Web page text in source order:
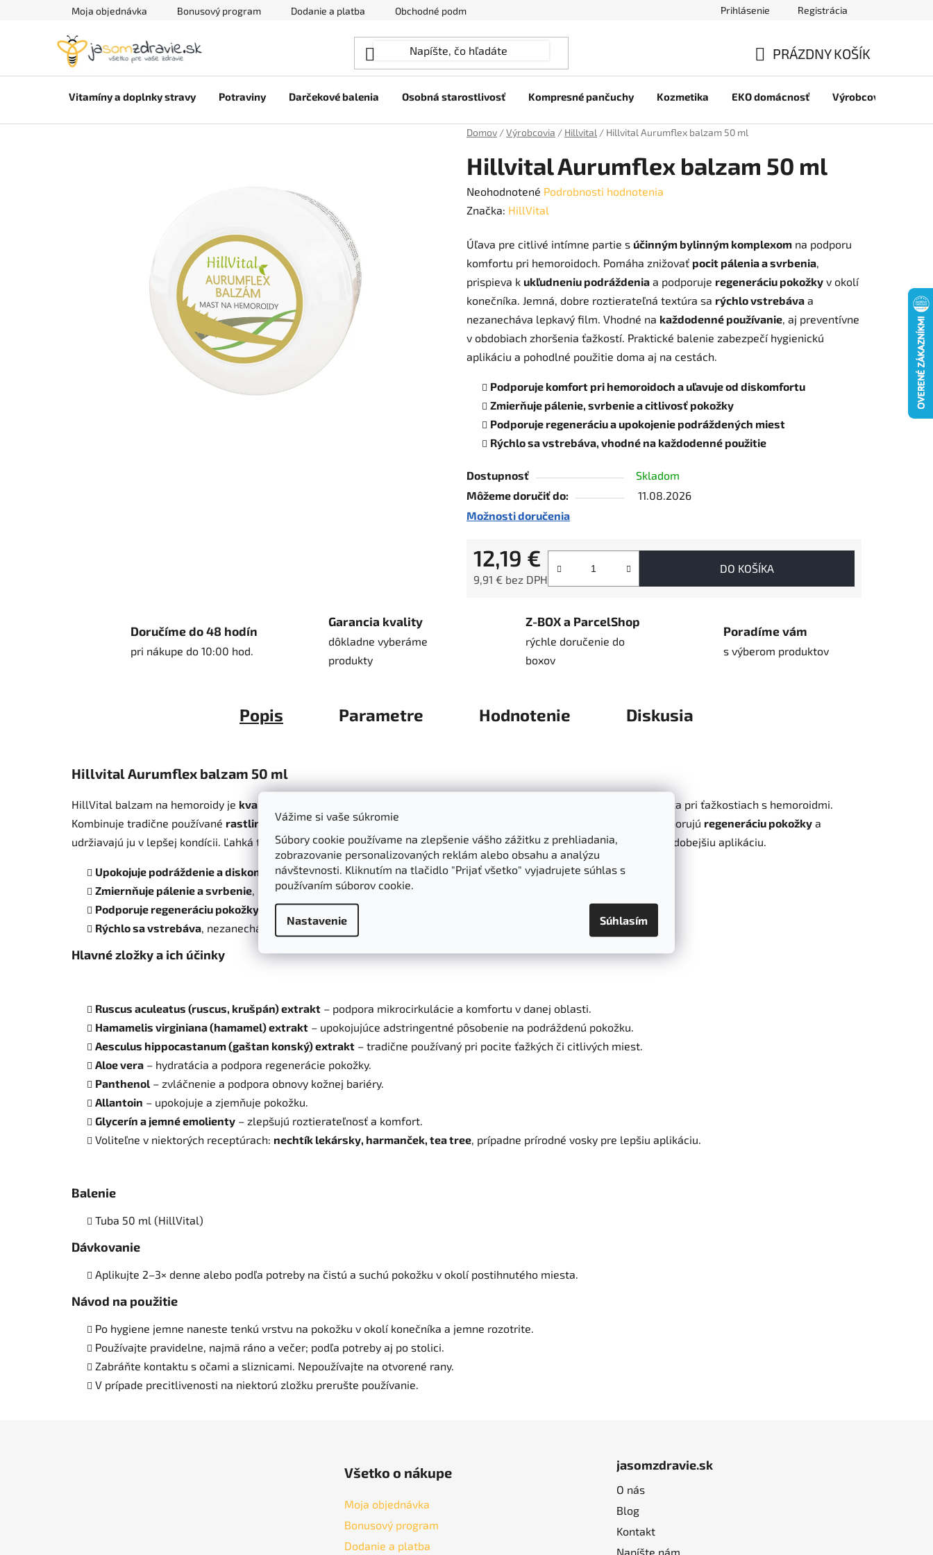
Vážime si vaše súkromie
Súbory cookie používame na zlepšenie vášho zážitku z prehliadania,
zobrazovanie personalizovaných reklám alebo obsahu a analýzu
návštevnosti. Kliknutím na tlačidlo "Prijať všetko" vyjadrujete súhlas s
používaním súborov cookie.
Nastavenie Súhlasím
Moja objednávka Bonusový program Dodanie a platba Obchodné podmienky Prihlásenie Registrácia
KOŠÍK
PRÁZDNY KOŠÍK
Vitamíny a doplnky stravy Potraviny Darčekové balenia Osobná starostlivosť Kompresné pančuchy Kozmetika EKO domácnosť Výrobcovia
Domov /Výrobcovia / Hillvital / Hillvital Aurumflex balzam 50 ml
Hillvital Aurumflex balzam 50 ml
Priemerné
hodnotenie
je
0,0
z
5
hviezdičiek.
Neohodnotené Podrobnosti hodnotenia
Značka: HillVital
Úľava pre citlivé intímne partie s účinným bylinným komplexom na podporu
komfortu pri hemoroidoch. Pomáha znižovať pocit pálenia a svrbenia,
prispieva k ukľudneniu podráždenia a podporuje regeneráciu pokožky v okolí
konečníka. Jemná, dobre roztierateľná textúra sa rýchlo vstrebáva a
nezanecháva lepkavý film. Vhodné na každodenné používanie, aj preventívne
v obdobiach zhoršenia ťažkostí. Praktické balenie zabezpečí hygienickú
aplikáciu a pohodlné použitie doma aj na cestách.
Podporuje komfort pri hemoroidoch a uľavuje od diskomfortu
Zmierňuje pálenie, svrbenie a citlivosť pokožky
Podporuje regeneráciu a upokojenie podráždených miest
Rýchlo sa vstrebáva, vhodné na každodenné použitie
Dostupnosť
Skladom
Môžeme doručiť do:
11.08.2026
Možnosti doručenia
12,19 €
9,91 € bez DPH
DO KOŠÍKA
Doručíme do 48 hodín
pri nákupe do 10:00 hod.
Garancia kvality
dôkladne vyberáme
produkty
Z-BOX a ParcelShop
rýchle doručenie do
boxov
Poradíme vám
s výberom produktov
Popis Parametre Hodnotenie Diskusia
Hillvital Aurumflex balzam 50 ml
HillVital balzam na hemoroidy je kvalitný a účinný prípravok
určený na lokálnu starostlivosť o pokožku v okolí konečníka pri ťažkostiach s hemoroidmi.
Kombinuje tradične používané rastlinné extrakty a upokojujúce zložky , ktoré napomáhajú k zníženiu diskomfortu, podporujú regeneráciu pokožky a
udržiavajú ju v lepšej kondícii. Ľahká textúra sa rýchlo vstrebáva, dobre sa rozotiera a je vhodná pre pravidelnú, aj dlhodobejšiu aplikáciu.
Upokojuje podráždenie a diskomfort v citlivej oblasti pri hemoroidoch.
Zmiernňuje pálenie a svrbenie, prináša pocit úľavy a čistoty.
Podporuje regeneráciu pokožky
a udržiava jej ochrannú bariéru.
Rýchlo sa vstrebáva, nezanecháva nepríjemný film, vhodné na každodenné použitie.
Hlavné zložky a ich účinky
Ruscus aculeatus (ruscus, krušpán) extrakt – podpora mikrocirkulácie a komfortu v danej oblasti.
Hamamelis virginiana (hamamel) extrakt – upokojujúce adstringentné pôsobenie na podráždenú pokožku.
Aesculus hippocastanum (gaštan konský) extrakt – tradične používaný pri pocite ťažkých či citlivých miest.
Aloe vera – hydratácia a podpora regenerácie pokožky.
Panthenol – zvláčnenie a podpora obnovy kožnej bariéry.
Allantoin – upokojuje a zjemňuje pokožku.
Glycerín a jemné emolienty – zlepšujú roztierateľnosť a komfort.
Voliteľne v niektorých receptúrach: nechtík lekársky, harmanček, tea tree, prípadne prírodné vosky pre lepšiu aplikáciu.
Balenie
Tuba 50 ml (HillVital)
Dávkovanie
Aplikujte 2–3× denne alebo podľa potreby na čistú a suchú pokožku v okolí postihnutého miesta.
Návod na použitie
Po hygiene jemne naneste tenkú vrstvu na pokožku v okolí konečníka a jemne rozotrite.
Používajte pravidelne, najmä ráno a večer; podľa potreby aj po stolici.
Zabráňte kontaktu s očami a sliznicami. Nepoužívajte na otvorené rany.
V prípade precitlivenosti na niektorú zložku prerušte používanie.
Všetko o nákupe
Moja objednávka
Bonusový program
Dodanie a platba
jasomzdravie.sk
O nás
Blog
Kontakt
Napíšte nám